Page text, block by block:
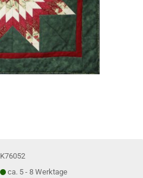
K76052
ca. 5 - 8 Werktage